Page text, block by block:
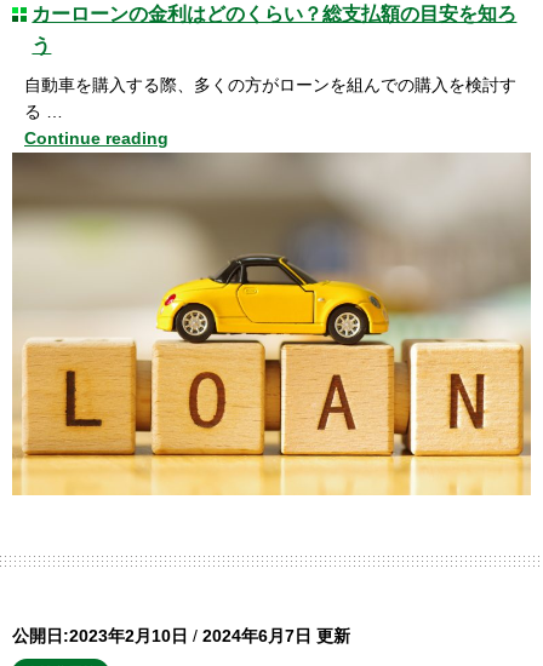
カーローンの金利はどのくらい？総支払額の目安を知ろ
う
自動車を購入する際、多くの方がローンを組んでの購入を検討す
る …
Continue reading
公開日:2023年2月10日 / 2024年6月7日 更新